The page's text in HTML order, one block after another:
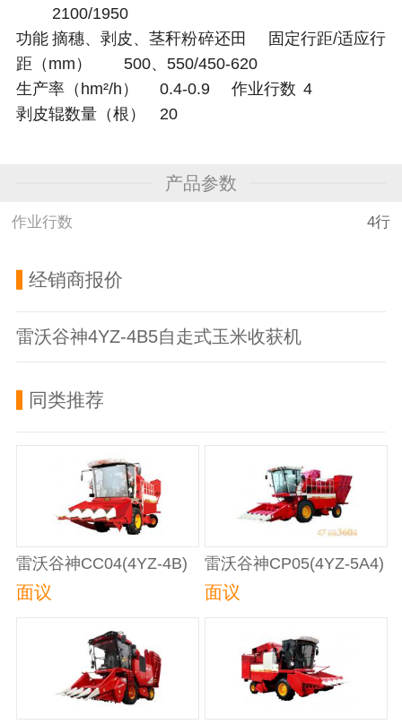
2100/1950
功能 摘穗、剥皮、茎秆粉碎还田
固定行距/适应行
距（mm）
500、550/450-620
生产率（hm²/h）
0.4-0.9 作业行数 4
剥皮辊数量（根）
20
产品参数
作业行数 4行
经销商报价
雷沃谷神4YZ-4B5自走式玉米收获机
同类推荐
雷沃谷神CC04(4YZ-4B)
自走式玉米收获机
面议
雷沃谷神CP05(4YZ-5A4)
自走式玉米收获机
面议